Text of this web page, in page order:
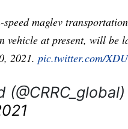
maglev
vehicle at present, will be
2021. pic.twitter.com/
(@CRRC_global)